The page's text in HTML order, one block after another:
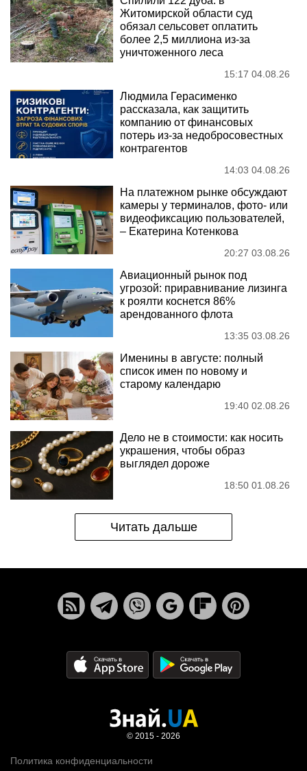
Житомирской области суд
обязал сельсовет оплатить
более 2,5 миллиона из-за
уничтоженного леса
15:17 04.08.26
Людмила Герасименко
рассказала, как защитить
компанию от финансовых
потерь из-за недобросовестных
контрагентов
14:03 04.08.26
На платежном рынке обсуждают
камеры у терминалов, фото- или
видеофиксацию пользователей,
– Екатерина Котенкова
20:27 03.08.26
Авиационный рынок под
угрозой: приравнивание лизинга
к роялти коснется 86%
арендованного флота
13:35 03.08.26
Именины в августе: полный
список имен по новому и
старому календарю
19:40 02.08.26
Дело не в стоимости: как носить
украшения, чтобы образ
выглядел дороже
18:50 01.08.26
Читать дальше
Политика конфиденциальности
© 2015 - 2026